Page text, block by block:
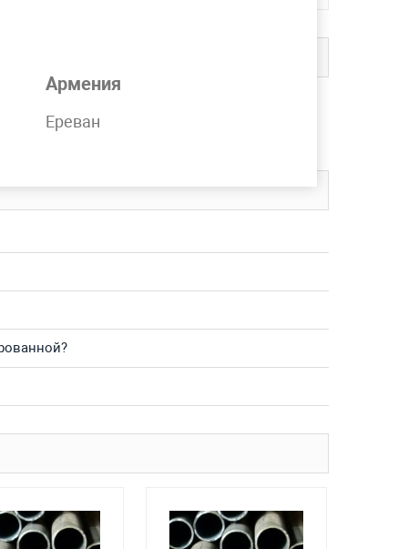
Армения
Ереван
в любой регион СНГ.